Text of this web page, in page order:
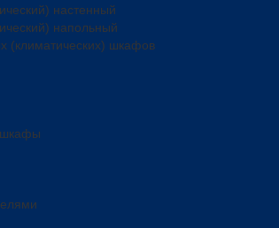
настенный
напольный
(климатических) шкафов
шкафы